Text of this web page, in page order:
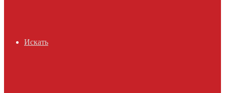
Искать